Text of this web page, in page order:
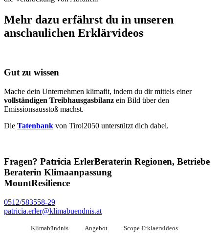
Mehr dazu erfährst du in unseren
anschaulichen Erklärvideos
Gut zu wissen
Mache dein Unternehmen klimafit, indem du dir mittels einer
vollständigen Treibhausgasbilanz ein Bild über den
Emissionsausstoß machst.
Die Tatenbank von Tirol2050 unterstützt dich dabei.
Fragen? Patricia ErlerBeraterin Regionen, Betriebe
Beraterin Klimaanpassung
MountResilience
0512/583558-29
patricia.erler@klimabuendnis.at
Klimabündnis Angebot Scope Erklaervideos